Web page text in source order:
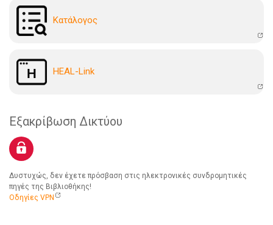
Kατάλογoς
HEAL-Link
Εξακρίβωση Δικτύου
Δυστυχώς, δεν έχετε πρόσβαση στις ηλεκτρονικές συνδρομητικές
πηγές της Βιβλιοθήκης!
Οδηγίες VPN